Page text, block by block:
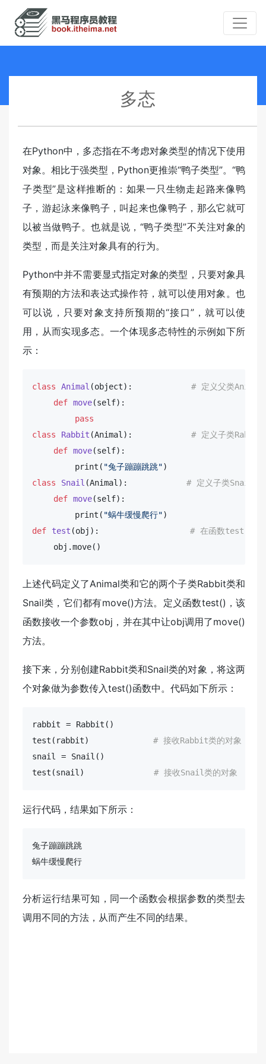
多态
在Python中，多态指在不考虑对象类型的情况下使用
对象。相比于强类型，Python更推崇“鸭子类型”。“鸭
子类型”是这样推断的：如果一只生物走起路来像鸭
子，游起泳来像鸭子，叫起来也像鸭子，那么它就可
以被当做鸭子。也就是说，“鸭子类型”不关注对象的
类型，而是关注对象具有的行为。
Python中并不需要显式指定对象的类型，只要对象具
有预期的方法和表达式操作符，就可以使用对象。也
可以说，只要对象支持所预期的“接口”，就可以使
用，从而实现多态。一个体现多态特性的示例如下所
示：
class Animal (object):
# 定义父类Animal
def move(self):
pass
class
Rabbit (Animal):
# 定义子类Rabbit
def move(self):
        print(
"兔子蹦蹦跳跳"
class
Snail (Animal):
# 定义子类Snail
def move(self):
        print(
"蜗牛缓慢爬行"
def
test (obj ):
# 在函数test()中
    obj.move()
上述代码定义了Animal类和它的两个子类Rabbit类和
Snail类，它们都有move()方法。定义函数test()，该
函数接收一个参数obj，并在其中让obj调用了move()
方法。
接下来，分别创建Rabbit类和Snail类的对象，将这两
个对象做为参数传入test()函数中。代码如下所示：
test (rabbit) # 接收Rabbit类的对象
test (snail) # 接收Snail类的对象
运行代码，结果如下所示：
兔子蹦蹦跳跳
蜗牛缓慢爬行
分析运行结果可知，同一个函数会根据参数的类型去
调用不同的方法，从而产生不同的结果。